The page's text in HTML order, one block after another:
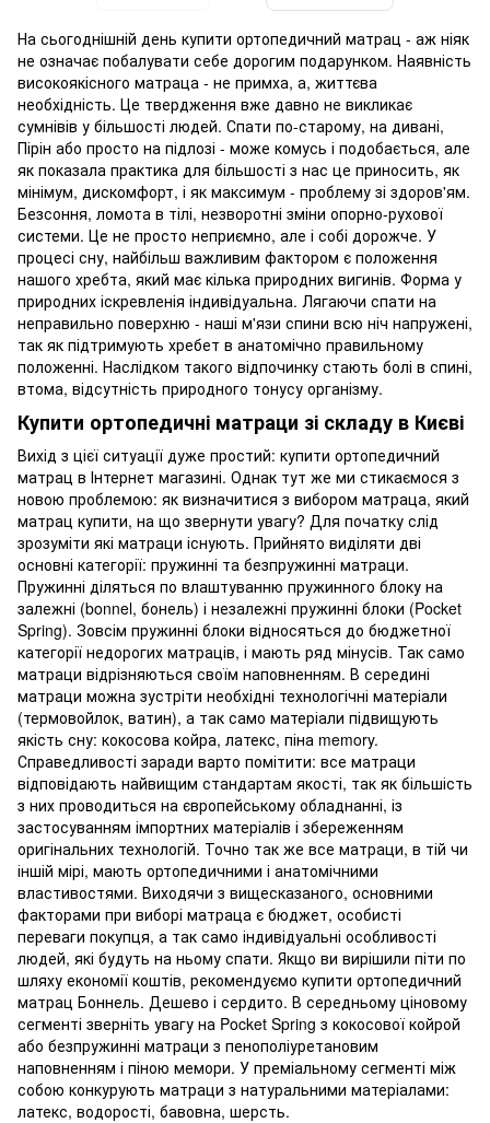
На сьогоднішній день купити ортопедичний матрац - аж ніяк
не означає побалувати себе дорогим подарунком. Наявність
високоякісного матраца - не примха, а, життєва
необхідність. Це твердження вже давно не викликає
сумнівів у більшості людей. Спати по-старому, на дивані,
Пірін або просто на підлозі - може комусь і подобається, але
як показала практика для більшості з нас це приносить, як
мінімум, дискомфорт, і як максимум - проблему зі здоров'ям.
Безсоння, ломота в тілі, незворотні зміни опорно-рухової
системи. Це не просто неприємно, але і собі дорожче. У
процесі сну, найбільш важливим фактором є положення
нашого хребта, який має кілька природних вигинів. Форма у
природних іскревленія індивідуальна. Лягаючи спати на
неправильно поверхню - наші м'язи спини всю ніч напружені,
так як підтримують хребет в анатомічно правильному
положенні. Наслідком такого відпочинку стають болі в спині,
втома, відсутність природного тонусу організму.
Купити ортопедичні матраци зі складу в Києві
Вихід з цієї ситуації дуже простий: купити ортопедичний
матрац в Інтернет магазині. Однак тут же ми стикаємося з
новою проблемою: як визначитися з вибором матраца, який
матрац купити, на що звернути увагу? Для початку слід
зрозуміти які матраци існують. Прийнято виділяти дві
основні категорії: пружинні та безпружинні матраци.
Пружинні діляться по влаштуванню пружинного блоку на
залежні (bonnel, бонель) і незалежні пружинні блоки (Pocket
Spring). Зовсім пружинні блоки відносяться до бюджетної
категорії недорогих матраців, і мають ряд мінусів. Так само
матраци відрізняються своїм наповненням. В середині
матраци можна зустріти необхідні технологічні матеріали
(термовойлок, ватин), а так само матеріали підвищують
якість сну: кокосова койра, латекс, піна memory.
Справедливості заради варто помітити: все матраци
відповідають найвищим стандартам якості, так як більшість
з них проводиться на європейському обладнанні, із
застосуванням імпортних матеріалів і збереженням
оригінальних технологій. Точно так же все матраци, в тій чи
іншій мірі, мають ортопедичними і анатомічними
властивостями. Виходячи з вищесказаного, основними
факторами при виборі матраца є бюджет, особисті
переваги покупця, а так само індивідуальні особливості
людей, які будуть на ньому спати. Якщо ви вирішили піти по
шляху економії коштів, рекомендуємо купити ортопедичний
матрац Боннель. Дешево і сердито. В середньому ціновому
сегменті зверніть увагу на Pocket Spring з кокосової койрой
або безпружинні матраци з пенополіуретановим
наповненням і піною мемори. У преміальному сегменті між
собою конкурують матраци з натуральними матеріалами:
латекс, водорості, бавовна, шерсть.